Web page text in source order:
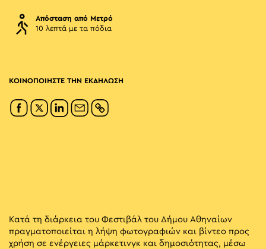
Απόσταση από Μετρό
10 λεπτά με τα πόδια
ΚΟΙΝΟΠΟΙΗΣΤΕ ΤΗΝ ΕΚΔΗΛΩΣΗ
Κατά τη διάρκεια του Φεστιβάλ του Δήμου Αθηναίων
πραγματοποιείται η λήψη φωτογραφιών και βίντεο προς
χρήση σε ενέργειες μάρκετινγκ και δημοσιότητας, μέσω